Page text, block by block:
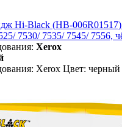
Hi-Black (HB-
7530/ 7535/ 7545/ 7556,
Xerox
Xerox Цвет: черный